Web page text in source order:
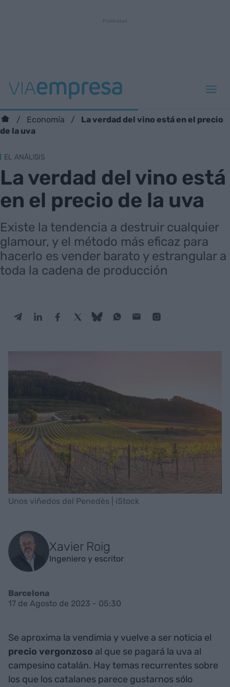
Economía
La verdad del vino está en el precio
de la uva
EL ANÁLISIS
La verdad del vino está
en el precio de la uva
Existe la tendencia a destruir cualquier
glamour, y el método más eficaz para
hacerlo es vender barato y estrangular a
toda la cadena de producción
Unos viñedos del Penedès | iStock
Xavier Roig
Ingeniero y escritor
Barcelona
17 de Agosto de 2023 - 05:30
Se aproxima la vendimia y vuelve a ser noticia el
precio vergonzoso al que se pagará la uva al
campesino catalán. Hay temas recurrentes sobre
los que los catalanes parece gustarnos sólo